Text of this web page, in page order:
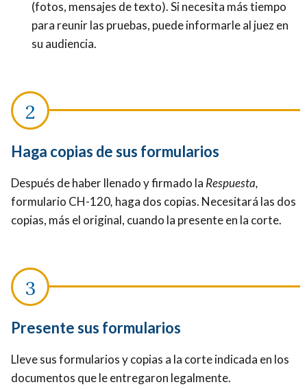
(fotos, mensajes de texto). Si necesita más tiempo
para reunir las pruebas, puede informarle al juez en
su audiencia.
Haga copias de sus formularios
Después de haber llenado y firmado la Respuesta,
formulario CH-120, haga dos copias. Necesitará las dos
copias, más el original, cuando la presente en la corte.
Presente sus formularios
Lleve sus formularios y copias a la corte indicada en los
documentos que le entregaron legalmente.